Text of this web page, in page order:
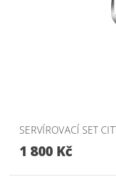
SERVÍROVACÍ SET
1 800 Kč